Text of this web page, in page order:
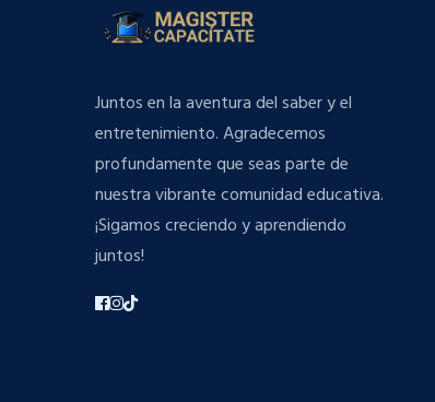
Juntos en la aventura del saber y el
entretenimiento. Agradecemos
profundamente que seas parte de
nuestra vibrante comunidad educativa.
¡Sigamos creciendo y aprendiendo
juntos!